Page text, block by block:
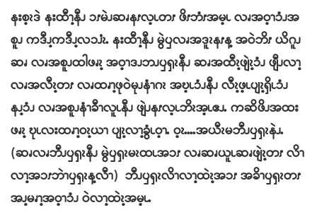
နးစ့ၩဒဲ နးထီၫ့နီၪ ၥၭမဲၪဆၧနၭလ့ၬတၭ ဖိၭဘံၭအမ့ၬ လၧအဝ့ၫၥံၪအ
စူၪ ကဒီၪ့ကဒီၪ့လၥၨၩႉ နးထီၫ့နီၪ မွဲၦလၧအဒူၩနၭန့ အဝဲဘိၭ ယိဂူၪ
ဆၧ လၧအစူၪထါဖၧၩ့ အဝ့ၫဒၪဘၪၦၡၩနီၪ ဆၧအထီၩ့ဖျဲၩ့ၥံၪ ဖျီၪလၫ့
လၧအလီၩ့တၭ လၧထၧၫ့ဖုဝဲမုၪနံၫဂၩ အဎ့ၬၥံၪနီၪ လီၩ့ဖ့ၬပျၩ့ၡိၬၥံၪ
နၪ့ၥံၪ လၧအစူၪနံၫခီၫလူၬနီၪ ဖျဲၪနၭလ့ၬဘိၩအ့ၬဧၪႉ ကဆိဖိၪအထး
ဖၧၩ့ ဎုၬလးထၧၫ့ဝၩ့ယၫ ပျၩ့လၫ့ခွံၬဝ့ၫႉ ဝ့ၩႉႉႉႉအယီၩမဘီၪၦၡၩနဲၪႉ
(ဆၧလၧဘီၪၦၡၩနီၪ မွဲၦၡၩမၩထၬအၥၭ လၧဆၧယူၬဆၧဖျဲၩ့တၭ လိၫ
လၫ့အၥၭဘဲၫၦၡၩန့လီၫ) ဘီၪၦၡၩလိၫလၫ့ထဲၩ့အၥၭ အခိၫၦၡၩတၭ
အၪ့မၧၫ့အဝ့ၫၥံၪ ဝဲလၫ့ထဲၩ့အမ့ၬႉ